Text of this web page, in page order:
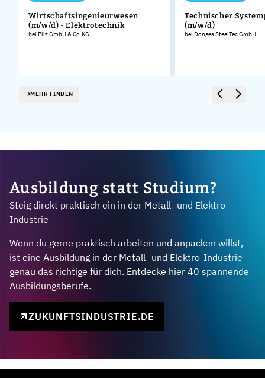
Wirtschaftsingenieurwesen
(m/w/d) - Elektrotechnik
bei Pilz GmbH & Co.KG
Technischer
(m/w/d)
bei Donges SteelTec GmbH
MEHR FINDEN
Ausbildung statt Studium?
Steig direkt praktisch ein in der Metall- und Elektro-
Industrie
Wenn du gerne praktisch arbeiten und anpacken willst,
ist eine Ausbildung in der Metall- und Elektro-Industrie
genau das richtige für dich. Entdecke hier 40 spannende
Ausbildungsberufe.
ZUKUNFTSINDUSTRIE.DE